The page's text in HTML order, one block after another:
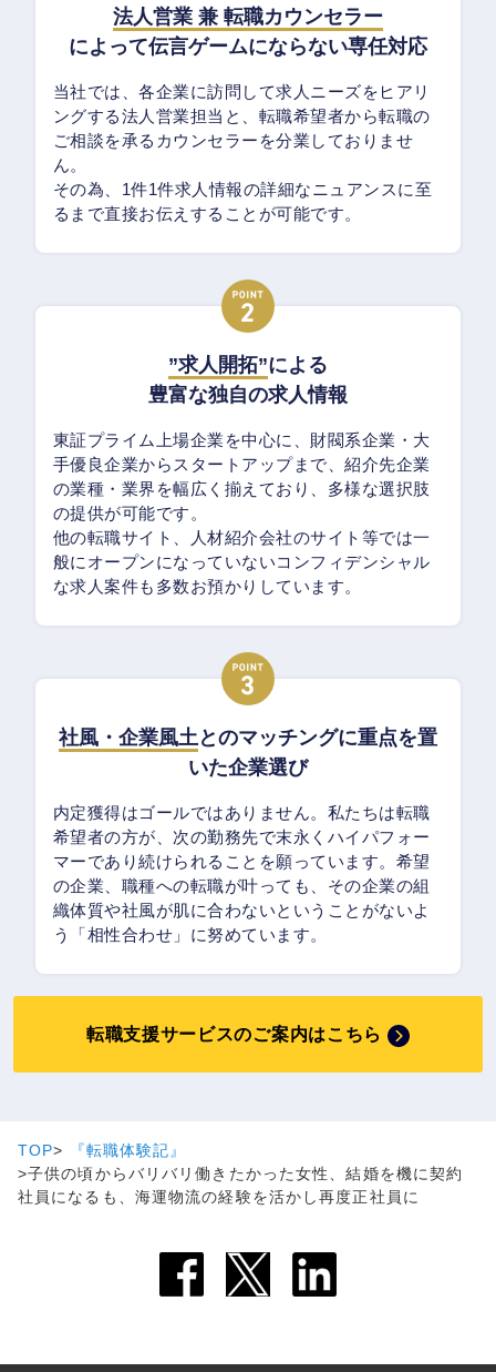
法人営業 兼 転職カウンセラー
によって伝言ゲームにならない専任対応
当社では、各企業に訪問して求人ニーズをヒアリ
ングする法人営業担当と、転職希望者から転職の
ご相談を承るカウンセラーを分業しておりませ
ん。
その為、1件1件求人情報の詳細なニュアンスに至
るまで直接お伝えすることが可能です。
”求人開拓”による
豊富な独自の求人情報
東証プライム上場企業を中心に、財閥系企業・大
手優良企業からスタートアップまで、紹介先企業
の業種・業界を幅広く揃えており、多様な選択肢
の提供が可能です。
他の転職サイト、人材紹介会社のサイト等では一
般にオープンになっていないコンフィデンシャル
な求人案件も多数お預かりしています。
社風・企業風土とのマッチングに重点を置
いた企業選び
内定獲得はゴールではありません。私たちは転職
希望者の方が、次の勤務先で末永くハイパフォー
マーであり続けられることを願っています。希望
の企業、職種への転職が叶っても、その企業の組
織体質や社風が肌に合わないということがないよ
う「相性合わせ」に努めています。
転職支援サービスのご案内はこちら
TOP
『転職体験記』
子供の頃からバリバリ働きたかった女性、結婚を機に契約
社員になるも、海運物流の経験を活かし再度正社員に